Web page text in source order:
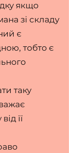
якщо
зі складу
є
тобто є
таку
її